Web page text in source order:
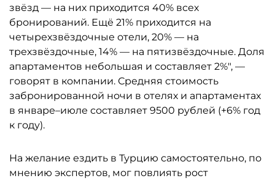
звёзд — на них приходится 40% всех
бронирований. Ещё 21% приходится на
четырехзвёздочные отели, 20% — на
трехзвёздочные, 14% — на пятизвёздочные. Доля
апартаментов небольшая и составляет 2%", —
говорят в компании. Средняя стоимость
забронированной ночи в отелях и апартаментах
в январе–июле составляет 9500 рублей (+6% год
к году).
На желание ездить в Турцию самостоятельно, по
мнению экспертов, мог повлиять рост